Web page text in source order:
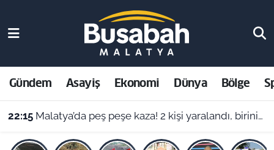
Gündem Asayiş Ekonomi Dünya Bölge
22:15 Malatya’da peş peşe kaza! 2 kişi yaralandı, birinin durumu ağır
Asayiş
Ekonomi
Dünya
Malatya Nöbetçi Eczaneler
Malatya Hava Durumu
Malatya Namaz Vakitleri
Malatya Trafik Yoğunluk Haritası